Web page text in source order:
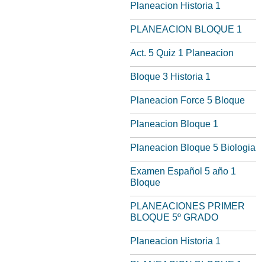
Planeacion Historia 1
PLANEACION BLOQUE 1
Act. 5 Quiz 1 Planeacion
Bloque 3 Historia 1
Planeacion Force 5 Bloque
Planeacion Bloque 1
Planeacion Bloque 5 Biologia
Examen Español 5 año 1
Bloque
PLANEACIONES PRIMER
BLOQUE 5º GRADO
Planeacion Historia 1